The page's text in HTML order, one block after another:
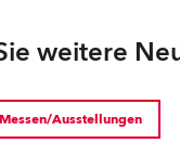
weitere
Messen/Ausstellungen